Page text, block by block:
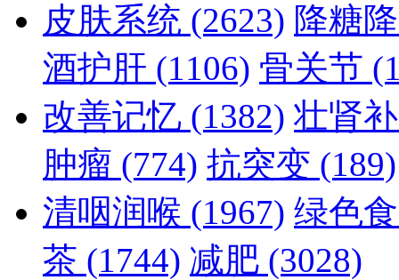
皮肤系统 (2623) 降糖
酒护肝 (1106) 骨关节
改善记忆 (1382) 壮肾
肿瘤 (774) 抗突变 (189)
清咽润喉 (1967) 绿色
茶 (1744) 减肥 (3028)